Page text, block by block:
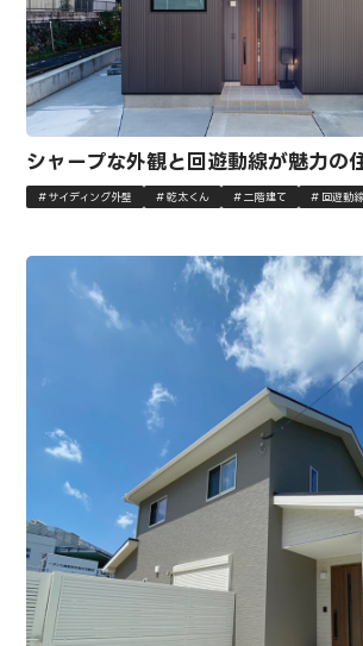
シャープな外観と回遊動線が魅力の
サイディング外壁 乾太くん 二階建て 回遊動線